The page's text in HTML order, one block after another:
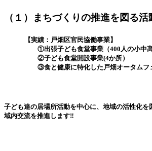
（１）まちづくりの推進を図る活
【実績：戸畑区官民協働事業】
①出張子ども食堂事業（400人の小中高
②子ども食堂開設事業(4か所）
③食と健康に特化した戸畑オータムフ
子ども達の居場所活動を中心に、地域の活性化を
域内交流を推進します‼